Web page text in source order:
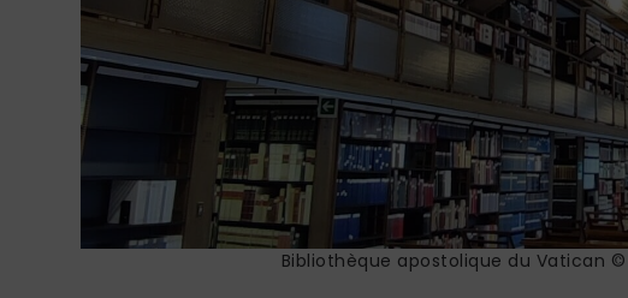
Bibliothèque apostolique du Vatican ©